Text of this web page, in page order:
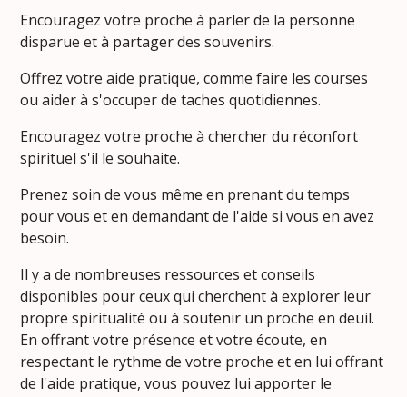
Encouragez votre proche à parler de la personne
disparue et à partager des souvenirs.
Offrez votre aide pratique, comme faire les courses
ou aider à s'occuper de taches quotidiennes.
Encouragez votre proche à chercher du réconfort
spirituel s'il le souhaite.
Prenez soin de vous même en prenant du temps
pour vous et en demandant de l'aide si vous en avez
besoin.
Il y a de nombreuses ressources et conseils
disponibles pour ceux qui cherchent à explorer leur
propre spiritualité ou à soutenir un proche en deuil.
En offrant votre présence et votre écoute, en
respectant le rythme de votre proche et en lui offrant
de l'aide pratique, vous pouvez lui apporter le